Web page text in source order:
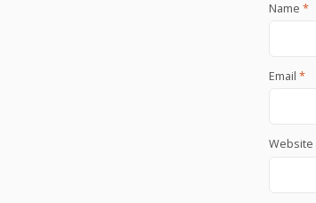
Name *
Email *
Website